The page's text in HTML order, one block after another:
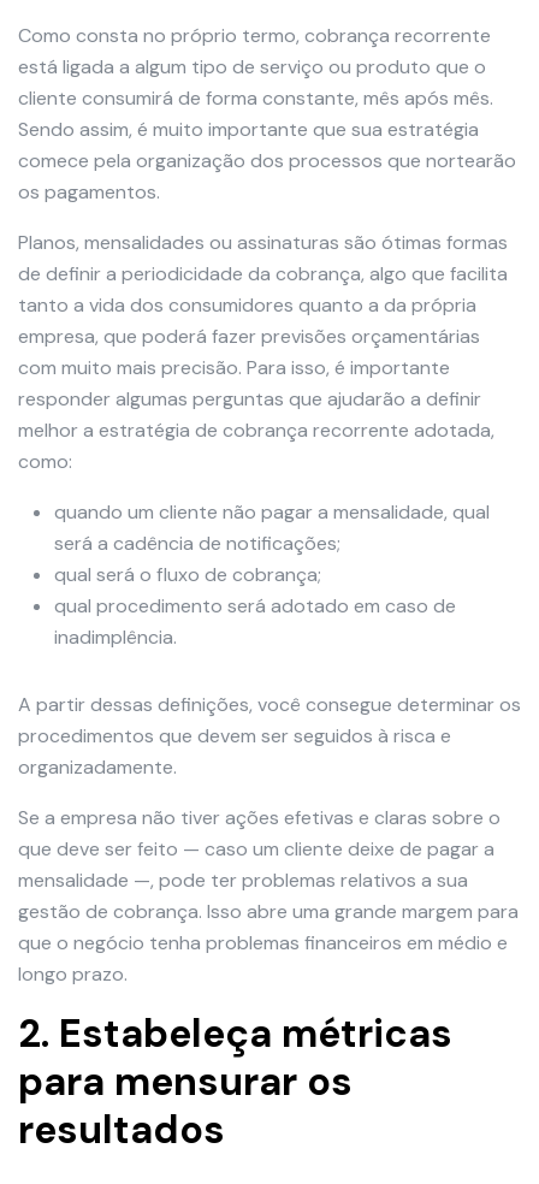
Como consta no próprio termo, cobrança recorrente
está ligada a algum tipo de serviço ou produto que o
cliente consumirá de forma constante, mês após mês.
Sendo assim, é muito importante que sua estratégia
comece pela organização dos processos que nortearão
os pagamentos.
Planos, mensalidades ou assinaturas são ótimas formas
de definir a periodicidade da cobrança, algo que facilita
tanto a vida dos consumidores quanto a da própria
empresa, que poderá fazer previsões orçamentárias
com muito mais precisão. Para isso, é importante
responder algumas perguntas que ajudarão a definir
melhor a estratégia de cobrança recorrente adotada,
como:
quando um cliente não pagar a mensalidade, qual
será a cadência de notificações;
qual será o fluxo de cobrança;
qual procedimento será adotado em caso de
inadimplência.
A partir dessas definições, você consegue determinar os
procedimentos que devem ser seguidos à risca e
organizadamente.
Se a empresa não tiver ações efetivas e claras sobre o
que deve ser feito — caso um cliente deixe de pagar a
mensalidade —, pode ter problemas relativos a sua
gestão de cobrança. Isso abre uma grande margem para
que o negócio tenha problemas financeiros em médio e
longo prazo.
2. Estabeleça métricas
para mensurar os
resultados